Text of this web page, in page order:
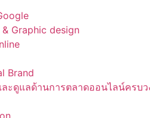
Graphic design
Brand
ะดูแลด้านการตลาดออนไลน์ครบว